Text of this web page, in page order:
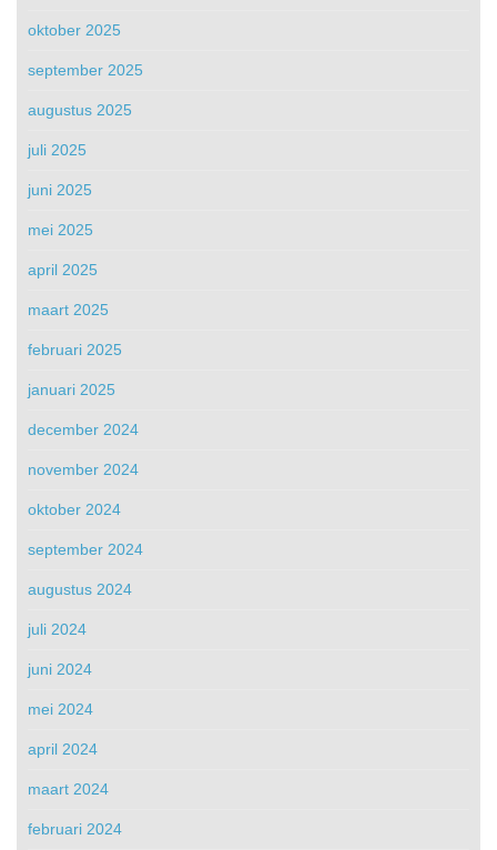
oktober 2025
september 2025
augustus 2025
juli 2025
juni 2025
mei 2025
april 2025
maart 2025
februari 2025
januari 2025
december 2024
november 2024
oktober 2024
september 2024
augustus 2024
juli 2024
juni 2024
mei 2024
april 2024
maart 2024
februari 2024